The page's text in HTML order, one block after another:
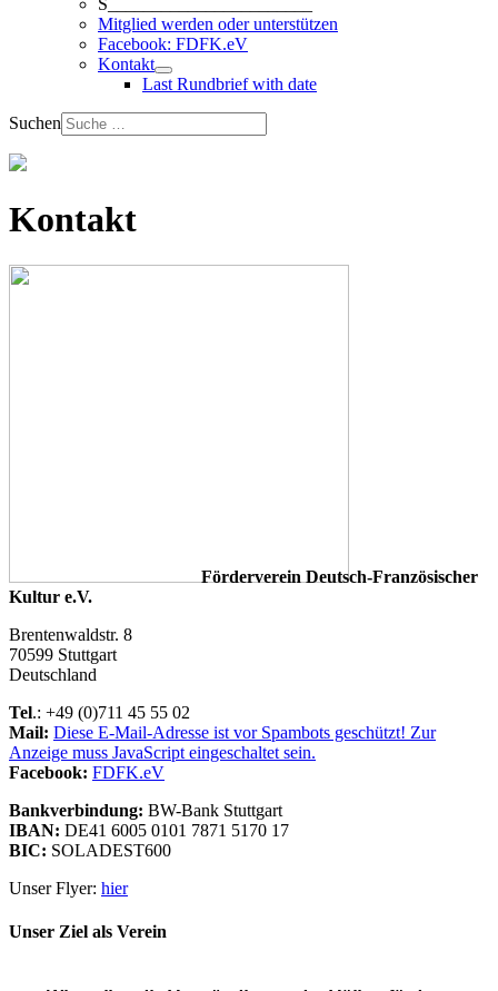
S_______________________
Mitglied werden oder unterstützen
Facebook: FDFK.eV
Kontakt
Last Rundbrief with date
Suchen
Kontakt
Förderverein Deutsch-Französischer
Kultur e.V.
Brentenwaldstr. 8
70599 Stuttgart
Deutschland
Tel.: +49 (0)711 45 55 02
Mail: Diese E-Mail-Adresse ist vor Spambots geschützt! Zur
Anzeige muss JavaScript eingeschaltet sein.
Facebook: FDFK.eV
Bankverbindung: BW-Bank Stuttgart
IBAN: DE41 6005 0101 7871 5170 17
BIC: SOLADEST600
Unser Flyer: hier
Unser Ziel als Verein